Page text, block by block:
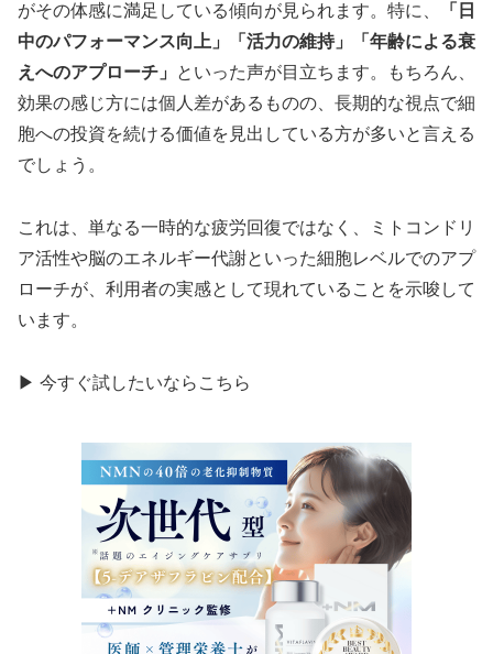
がその体感に満足している傾向が見られます。特に、
「日
中のパフォーマンス向上」「活力の維持」「年齢による衰
えへのアプローチ」
といった声が目立ちます。もちろん、
効果の感じ方には個人差があるものの、長期的な視点で細
胞への投資を続ける価値を見出している方が多いと言える
でしょう。
これは、単なる一時的な疲労回復ではなく、ミトコンドリ
ア活性や脳のエネルギー代謝といった細胞レベルでのアプ
ローチが、利用者の実感として現れていることを示唆して
います。
▶ 今すぐ試したいならこちら